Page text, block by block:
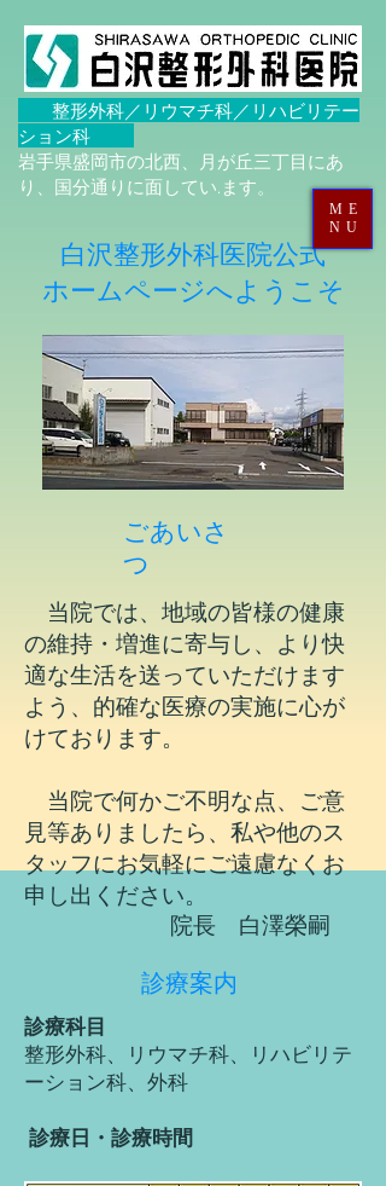
整形外科／リウマチ科／リハビリテー
ション科
岩手県盛岡市の北西、月が丘三丁目にあ
り、国分通りに面してい.ます。
ME
NU
白沢整形外科医院公式
​ホームページへようこそ
ごあいさ
つ
当院では、地域の皆様の健康
の維持・増進に寄与し、より快
適な生活を送っていただけます
よう、的確な医療の実施に心が
けております。
当院で何かご不明な点、ご意
見等ありましたら、私や他のス
タッフにお気軽にご遠慮なくお
申し出ください。
​院長 白澤榮嗣
診療案内
診療科目
整形外科、リウマチ科、リハビリテ
ーション科、外科
診療日・診療時間